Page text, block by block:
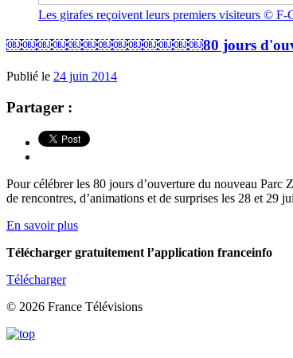
Les girafes reçoivent leurs premiers visiteurs ©
￼￼￼￼￼￼￼￼￼￼￼￼￼80 jours d'ouverture,
Publié le 24 juin 2014
Partager :
Pour célébrer les 80 jours d’ouverture du nouveau Parc
de rencontres, d’animations et de surprises les 28 et 29
En savoir plus
Télécharger gratuitement l’application franceinfo
Télécharger
© 2026 France Télévisions